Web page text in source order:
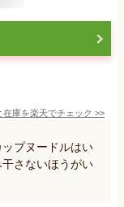
在庫を楽天でチェック >>
プヌードルはい
さないほうがい